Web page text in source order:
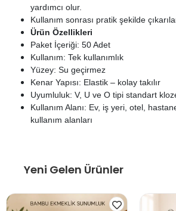
yardımcı olur.
Kullanım sonrası pratik şekilde
Ürün Özellikleri
Paket İçeriği: 50 Adet
Kullanım: Tek kullanımlık
Yüzey: Su geçirmez
Kenar Yapısı: Elastik – kolay takılır
Uyumluluk: V, U ve O tipi standart
Kullanım Alanı: Ev, iş yeri, otel,
kullanım alanları
Yeni Gelen Ürünler